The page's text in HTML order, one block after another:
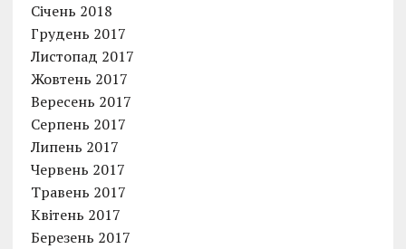
Січень 2018
Грудень 2017
Листопад 2017
Жовтень 2017
Вересень 2017
Серпень 2017
Липень 2017
Червень 2017
Травень 2017
Квітень 2017
Березень 2017